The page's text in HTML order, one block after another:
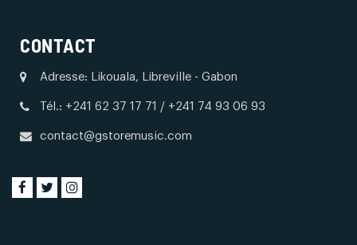
CONTACT
Adresse: Likouala, Libreville - Gabon
Tél.: +241 62 37 17 71 / +241 74 93 06 93
contact@gstoremusic.com